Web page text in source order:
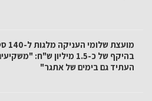
בהיקף של כ-1.5 מיליון ש"ח:
העתיד גם בימים של אתגר"